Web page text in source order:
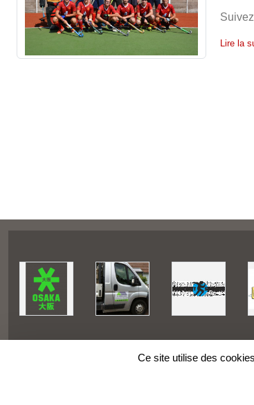
Lire la
Ce site utilise des